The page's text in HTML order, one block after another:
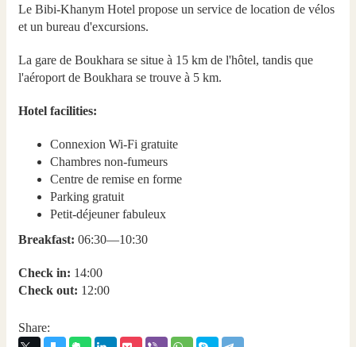
Le Bibi-Khanym Hotel propose un service de location de vélos
et un bureau d'excursions.
La gare de Boukhara se situe à 15 km de l'hôtel, tandis que
l'aéroport de Boukhara se trouve à 5 km.
Hotel facilities:
Connexion Wi-Fi gratuite
Chambres non-fumeurs
Centre de remise en forme
Parking gratuit
Petit-déjeuner fabuleux
Breakfast: 06:30—10:30
Check in: 14:00
Check out: 12:00
Share: